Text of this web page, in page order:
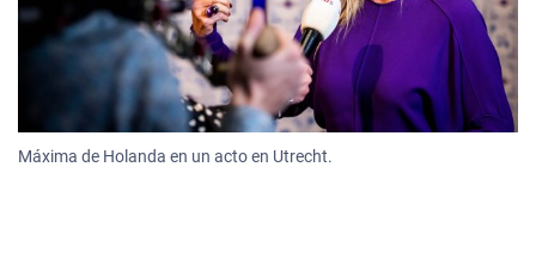
Máxima de Holanda en un acto en Utrecht.